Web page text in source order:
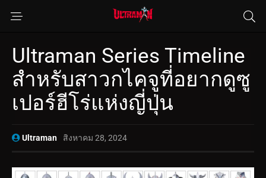
Ultraman Series Timeline
สำหรับสาวกไคจูที่อยากดูซู
เปอร์ฮีโร่แห่งญี่ปุ่น
Ultraman สิงหาคม 28, 2024